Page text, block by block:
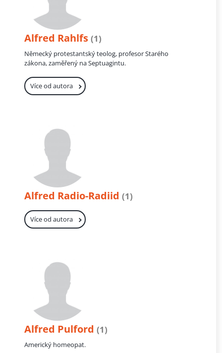
Alfred Rahlfs (1)
Německý protestantský teolog, profesor Starého
zákona, zaměřený na Septuagintu.
Více od autora
Alfred Radio-Radiid (1)
Více od autora
Alfred Pulford (1)
Americký homeopat.